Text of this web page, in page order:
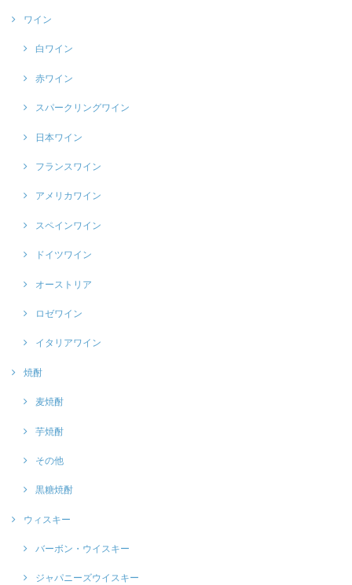
ワイン
白ワイン
赤ワイン
スパークリングワイン
日本ワイン
フランスワイン
アメリカワイン
スペインワイン
ドイツワイン
オーストリア
ロゼワイン
イタリアワイン
焼酎
麦焼酎
芋焼酎
その他
黒糖焼酎
ウィスキー
バーボン・ウイスキー
ジャパニーズウイスキー